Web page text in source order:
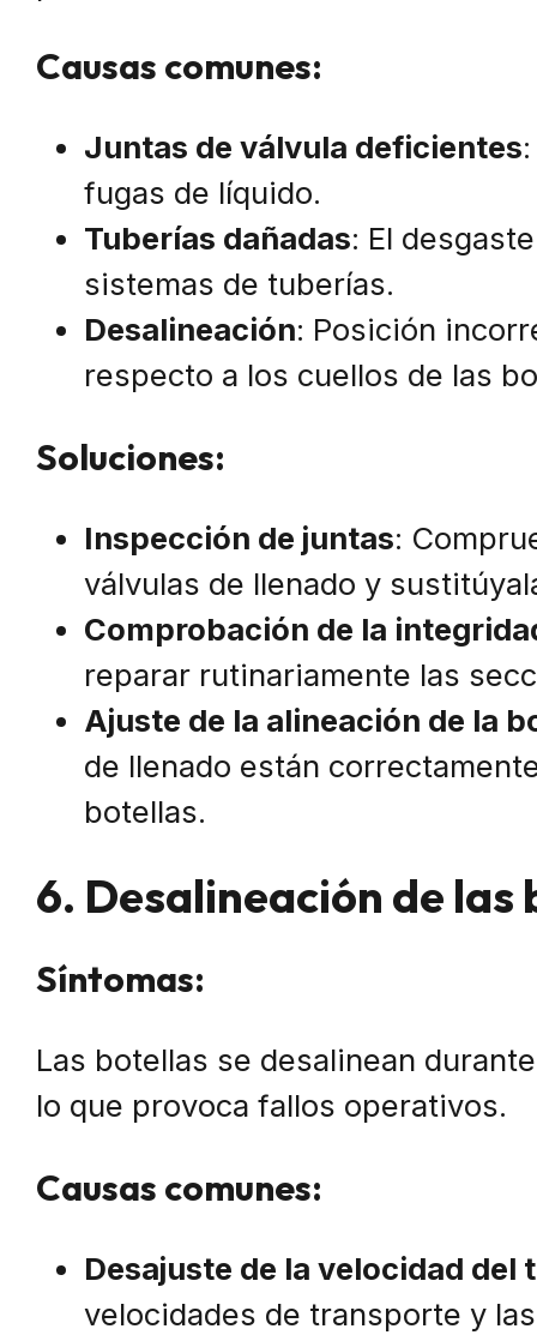
Causas comunes:
Juntas de válvula deficientes
fugas de líquido.
Tuberías dañadas: El
sistemas de tuberías.
Desalineación: Posición
respecto a los cuellos de las
Soluciones:
Inspección de juntas:
válvulas de llenado y
Comprobación de la
reparar rutinariamente las
Ajuste de la alineación de la
de llenado están
botellas.
6. Desalineación de las
Síntomas:
Las botellas se desalinean
lo que provoca fallos operativos.
Causas comunes:
Desajuste de la velocidad
velocidades de transporte y